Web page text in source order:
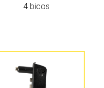
4 bicos